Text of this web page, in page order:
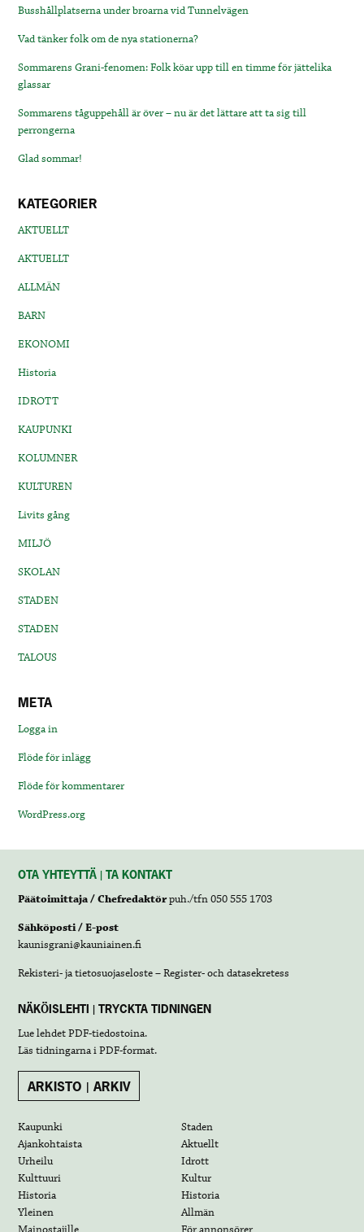
Busshållplatserna under broarna vid Tunnelvägen
Vad tänker folk om de nya stationerna?
Sommarens Grani-fenomen: Folk köar upp till en timme för jättelika
glassar
Sommarens tåguppehåll är över – nu är det lättare att ta sig till
perrongerna
Glad sommar!
KATEGORIER
AKTUELLT
AKTUELLT
ALLMÄN
BARN
EKONOMI
Historia
IDROTT
KAUPUNKI
KOLUMNER
KULTUREN
Livits gång
MILJÖ
SKOLAN
STADEN
STADEN
TALOUS
META
Logga in
Flöde för inlägg
Flöde för kommentarer
WordPress.org
OTA YHTEYTTÄ | TA KONTAKT
Päätoimittaja / Chefredaktörpuh./tfn 050 555 1703
Sähköposti / E-post
kaunisgrani@kauniainen.fi
Rekisteri- ja tietosuojaseloste – Register- och datasekretess
NÄKÖISLEHTI | TRYCKTA TIDNINGEN
Lue lehdetPDF-tiedostoina.
Läs tidningarna iPDF-format.
ARKISTO | ARKIV
Kaupunki
Staden
Ajankohtaista
Aktuellt
Urheilu
Idrott
Kulttuuri
Kultur
Historia
Historia
Yleinen
Allmän